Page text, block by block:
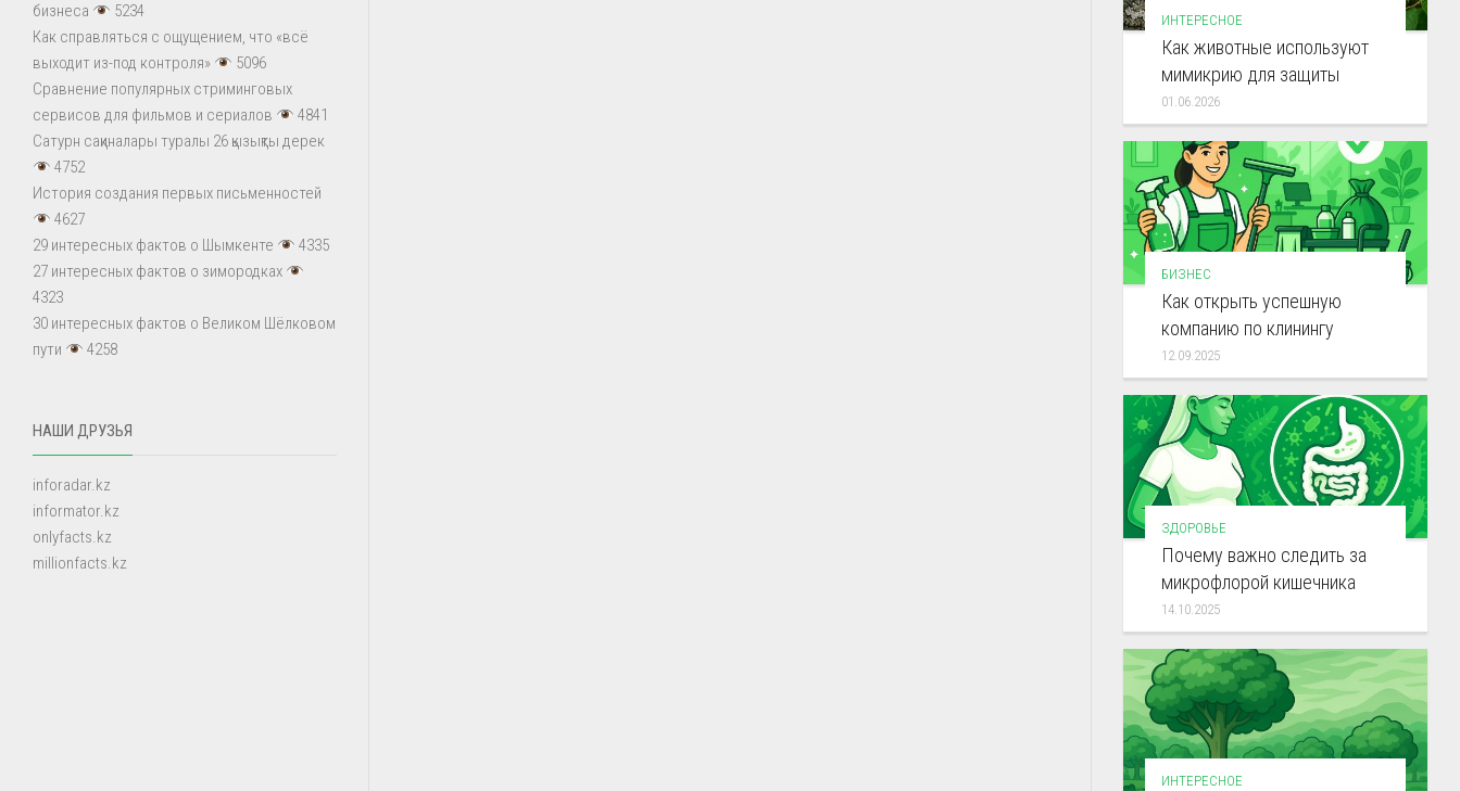
бизнеса
5234
Как справляться с ощущением, что «всё
выходит из-под контроля»
5096
Сравнение популярных стриминговых
сервисов для фильмов и сериалов
4841
Сатурн сақиналары туралы 26 қызықты дерек
4752
История создания первых письменностей
4627
29 интересных фактов о Шымкенте
4335
27 интересных фактов о зимородках
4323
30 интересных фактов о Великом Шёлковом
пути
4258
НАШИ ДРУЗЬЯ
inforadar.kz
informator.kz
onlyfacts.kz
millionfacts.kz
ИНТЕРЕСНОЕ
Как животные используют
мимикрию для защиты
01.06.2026
БИЗНЕС
Как открыть успешную
компанию по клинингу
12.09.2025
ЗДОРОВЬЕ
Почему важно следить за
микрофлорой кишечника
14.10.2025
ИНТЕРЕСНОЕ